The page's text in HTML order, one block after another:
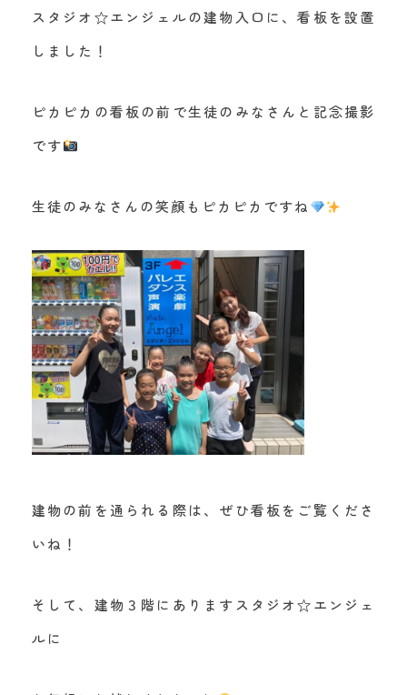
スタジオ☆エンジェルの建物入口に、看板を設置
しました！
ピカピカの看板の前で生徒のみなさんと記念撮影
です
生徒のみなさんの笑顔もピカピカですね
建物の前を通られる際は、ぜひ看板をご覧くださ
いね！​
そして、建物３階にありますスタジオ☆エンジェ
ルに